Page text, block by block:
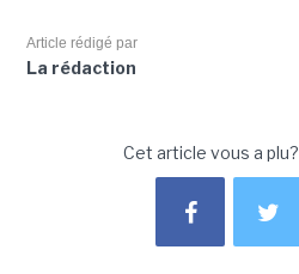
Article rédigé par
La rédaction
Cet article vous a plu?